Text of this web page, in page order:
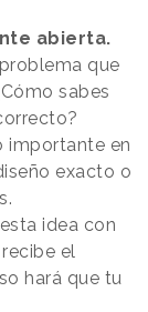
abierta.
que
sabes
importante en
exacto o
idea con
el
hará que tu